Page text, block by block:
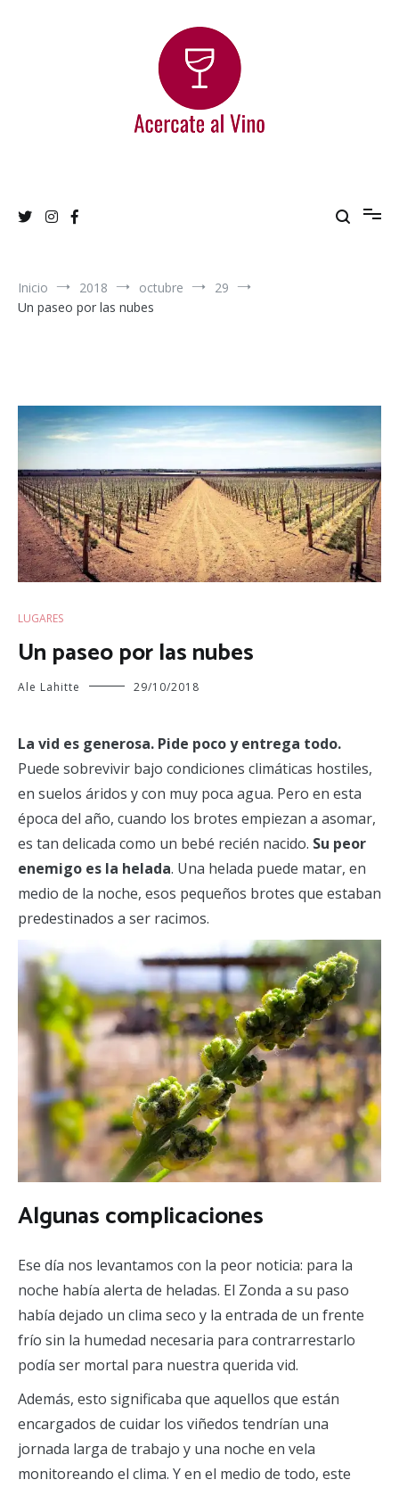
Inicio 2018 octubre
29
Un paseo por las nubes
LUGARES
Un paseo por las nubes
Ale Lahitte 29/10/2018
La vid es generosa. Pide poco y entrega todo.
Puede sobrevivir bajo condiciones climáticas hostiles,
en suelos áridos y con muy poca agua. Pero en esta
época del año, cuando los brotes empiezan a asomar,
es tan delicada como un bebé recién nacido. Su peor
enemigo es la helada. Una helada puede matar, en
medio de la noche, esos pequeños brotes que estaban
predestinados a ser racimos.
Algunas complicaciones
Ese día nos levantamos con la peor noticia: para la
noche había alerta de heladas. El Zonda a su paso
había dejado un clima seco y la entrada de un frente
frío sin la humedad necesaria para contrarrestarlo
podía ser mortal para nuestra querida vid.
Además, esto significaba que aquellos que están
encargados de cuidar los viñedos tendrían una
jornada larga de trabajo y una noche en vela
monitoreando el clima. Y en el medio de todo, este